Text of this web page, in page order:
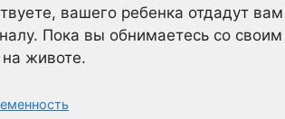
вашего ребенка отдадут
Пока вы обнимаетесь со
на животе.